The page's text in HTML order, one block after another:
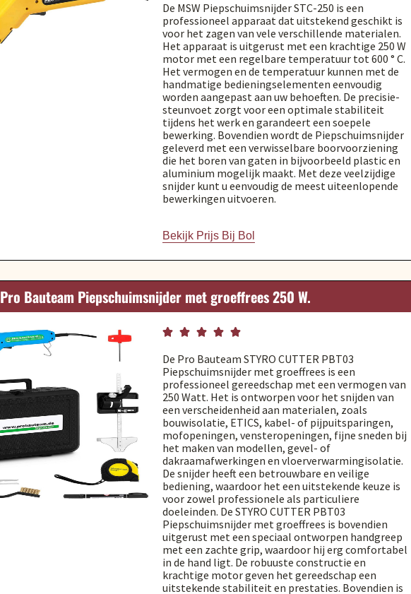
De MSW Piepschuimsnijder STC-250 is een
professioneel apparaat dat uitstekend geschikt is
voor het zagen van vele verschillende materialen.
Het apparaat is uitgerust met een krachtige 250 W
motor met een regelbare temperatuur tot 600 ° C.
Het vermogen en de temperatuur kunnen met de
handmatige bedieningselementen eenvoudig
worden aangepast aan uw behoeften. De precisie-
steunvoet zorgt voor een optimale stabiliteit
tijdens het werk en garandeert een soepele
bewerking. Bovendien wordt de Piepschuimsnijder
geleverd met een verwisselbare boorvoorziening
die het boren van gaten in bijvoorbeeld plastic en
aluminium mogelijk maakt. Met deze veelzijdige
snijder kunt u eenvoudig de meest uiteenlopende
bewerkingen uitvoeren.
Bekijk Prijs Bij Bol
Pro Bauteam Piepschuimsnijder met groeffrees 250 W.
    
De Pro Bauteam STYRO CUTTER PBT03
Piepschuimsnijder met groeffrees is een
professioneel gereedschap met een vermogen van
250 Watt. Het is ontworpen voor het snijden van
een verscheidenheid aan materialen, zoals
bouwisolatie, ETICS, kabel- of pijpuitsparingen,
mofopeningen, vensteropeningen, fijne sneden bij
het maken van modellen, gevel- of
dakraamafwerkingen en vloerverwarmingisolatie.
De snijder heeft een betrouwbare en veilige
bediening, waardoor het een uitstekende keuze is
voor zowel professionele als particuliere
doeleinden. De STYRO CUTTER PBT03
Piepschuimsnijder met groeffrees is bovendien
uitgerust met een speciaal ontworpen handgreep
met een zachte grip, waardoor hij erg comfortabel
in de hand ligt. De robuuste constructie en
krachtige motor geven het gereedschap een
uitstekende stabiliteit en prestaties. Bovendien is